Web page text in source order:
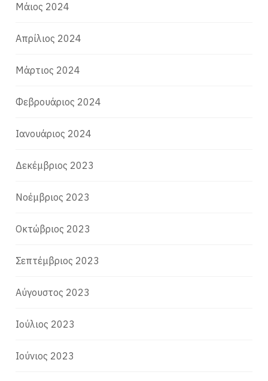
Μάιος 2024
Απρίλιος 2024
Μάρτιος 2024
Φεβρουάριος 2024
Ιανουάριος 2024
Δεκέμβριος 2023
Νοέμβριος 2023
Οκτώβριος 2023
Σεπτέμβριος 2023
Αύγουστος 2023
Ιούλιος 2023
Ιούνιος 2023